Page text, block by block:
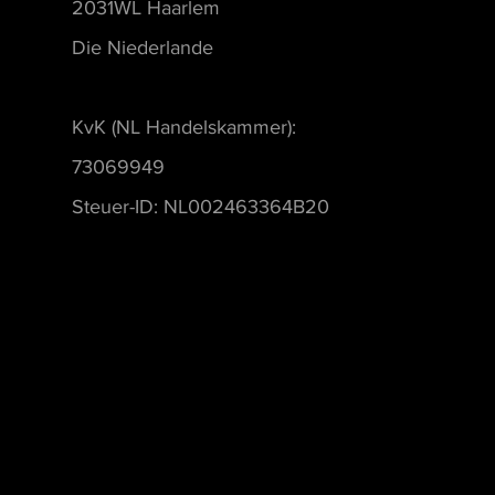
2031WL Haarlem
Die Niederlande
KvK (NL Handelskammer):
73069949
Steuer-ID: NL002463364B20